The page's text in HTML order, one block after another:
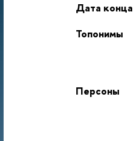
Дата конца
Топонимы
Персоны